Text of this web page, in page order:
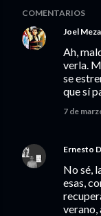
COMENTARIOS
Joel Meza
Ah,
verla.
se
que sí
7 de
Ernesto
No sé,
esas,
verano,